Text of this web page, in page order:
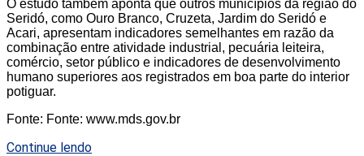
O estudo também aponta que outros municípios da região do
Seridó, como Ouro Branco, Cruzeta, Jardim do Seridó e
Acari, apresentam indicadores semelhantes em razão da
combinação entre atividade industrial, pecuária leiteira,
comércio, setor público e indicadores de desenvolvimento
humano superiores aos registrados em boa parte do interior
potiguar.
Fonte: Fonte: www.mds.gov.br
Continue lendo